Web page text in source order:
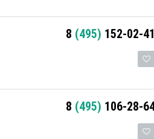
8 (495) 152-02-41
8 (495) 106-28-